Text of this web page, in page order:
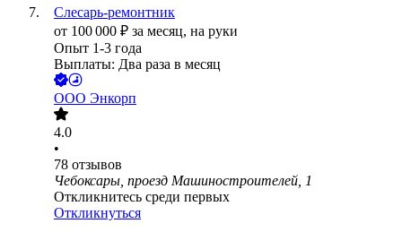
Слесарь-ремонтник
от 100 000 ₽ за месяц, на руки
Опыт 1-3 года
Выплаты: Два раза в месяц
ООО Энкорп
4.0
•
78 отзывов
Чебоксары, проезд Машиностроителей, 1
Откликнитесь среди первых
Откликнуться